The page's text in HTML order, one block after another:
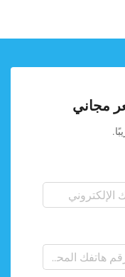
مجاني